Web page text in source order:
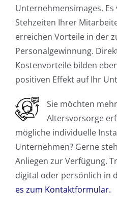
Unternehmensimages.
Stehzeiten Ihrer
erreichen Vorteile in der
Personalgewinnung.
Kostenvorteile bilden
positiven Effekt auf Ihr
Sie möchten
Altersvorsorge
mögliche individuelle
Unternehmen? Gerne
Anliegen zur Verfügung.
digital oder persönlich in
es zum Kontaktformular.